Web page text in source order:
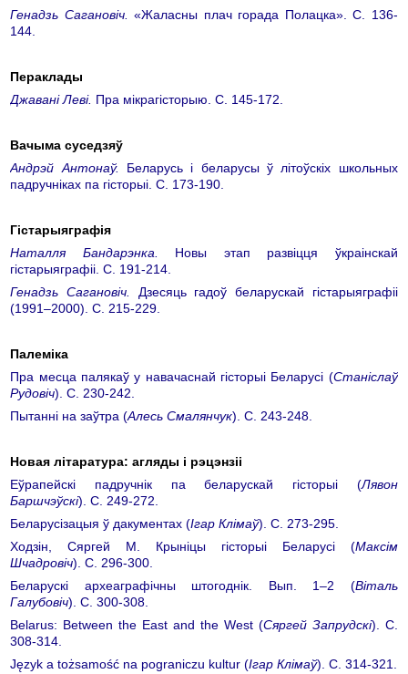
Генадзь Сагановіч.
«Жаласны плач горада Полацка». С. 136-
144.
Пераклады
Джавані Леві. Пра мікрагісторыю. С. 145-172.
Вачыма суседзяў
Андрэй Антонаў. Беларусь і беларусы ў літоўскіх школьных
падручніках па гісторыі. С. 173-190.
Гістарыяграфія
Наталля Бандарэнка.
Новы этап развіцця ўкраінскай
гістарыяграфіі. С. 191-214.
Генадзь Сагановіч.
Дзесяць гадоў беларускай гістарыяграфіі
(1991–2000). С. 215-229.
Палеміка
Пра месца палякаў у навачаснай гісторыі Беларусі (Станіслаў
Рудовіч). С. 230-242.
Пытанні на заўтра (Алесь Смалянчук). С. 243-248.
Новая лiтаратура: агляды i рэцэнзii
Еўрапейскі падручнік па беларускай гісторыі (Лявон
Баршчэўскі). С. 249-272.
Беларусізацыя ў дакументах (Ігар Клімаў). С. 273-295.
Ходзін, Сяргей М. Крыніцы гісторыі Беларусі (Максім
Шчадровіч). С. 296-300.
Беларускі археаграфічны штогоднік. Вып. 1–2 (Віталь
Галубовіч). С. 300-308.
Belarus: Between the East and the West (Cяргей Запрудскі). С.
308-314.
Język a tożsamość na pograniczu kultur (Ігар Клімаў). С. 314-321.